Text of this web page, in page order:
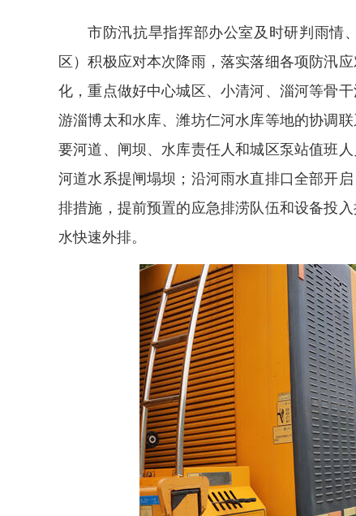
市防汛抗旱指挥部办公室及时研判雨情
区）积极应对本次降雨，落实落细各项防汛
化，重点做好中心城区、小清河、淄河等骨
游淄博太和水库、潍坊仁河水库等地的协调
要河道、闸坝、水库责任人和城区泵站值班
河道水系提闸塌坝；沿河雨水直排口全部开
排措施，提前预置的应急排涝队伍和设备投
水快速外排。